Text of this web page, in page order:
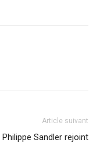
Article suivant
Sandler rejoint